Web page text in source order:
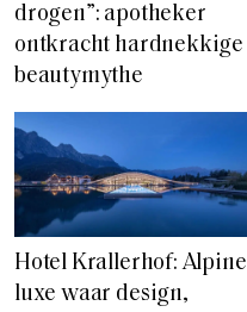
drogen”: apotheker
ontkracht hardnekkige
beautymythe
Hotel Krallerhof: Alpine
luxe waar design,